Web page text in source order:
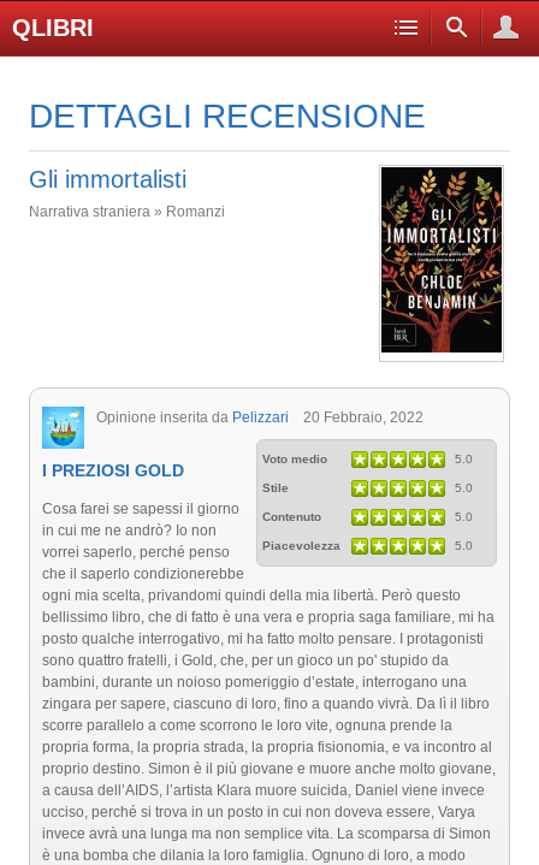
QLIBRI
DETTAGLI RECENSIONE
Gli immortalisti
Narrativa straniera » Romanzi
Opinione inserita da Pelizzari 20 Febbraio, 2022
Voto medio 5.0
Stile 5.0
Contenuto 5.0
Piacevolezza 5.0
I PREZIOSI GOLD
Cosa farei se sapessi il giorno
in cui me ne andrò? Io non
vorrei saperlo, perché penso
che il saperlo condizionerebbe
ogni mia scelta, privandomi quindi della mia libertà. Però questo
bellissimo libro, che di fatto è una vera e propria saga familiare, mi ha
posto qualche interrogativo, mi ha fatto molto pensare. I protagonisti
sono quattro fratelli, i Gold, che, per un gioco un po' stupido da
bambini, durante un noioso pomeriggio d’estate, interrogano una
zingara per sapere, ciascuno di loro, fino a quando vivrà. Da lì il libro
scorre parallelo a come scorrono le loro vite, ognuna prende la
propria forma, la propria strada, la propria fisionomia, e va incontro al
proprio destino. Simon è il più giovane e muore anche molto giovane,
a causa dell’AIDS, l’artista Klara muore suicida, Daniel viene invece
ucciso, perché si trova in un posto in cui non doveva essere, Varya
invece avrà una lunga ma non semplice vita. La scomparsa di Simon
è una bomba che dilania la loro famiglia. Ognuno di loro, a modo